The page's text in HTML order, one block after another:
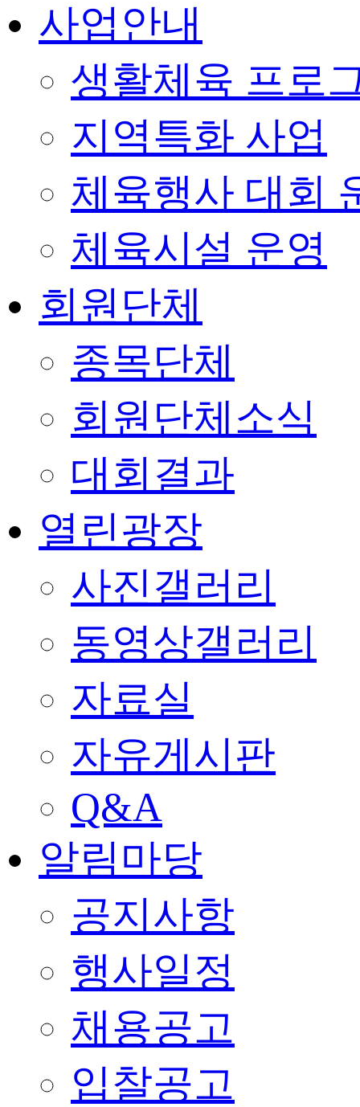
사업안내
생활체육 프로
지역특화 사업
체육행사 대회
체육시설 운영
회원단체
종목단체
회원단체소식
대회결과
열린광장
사진갤러리
동영상갤러리
자료실
자유게시판
Q&A
알림마당
공지사항
행사일정
채용공고
입찰공고